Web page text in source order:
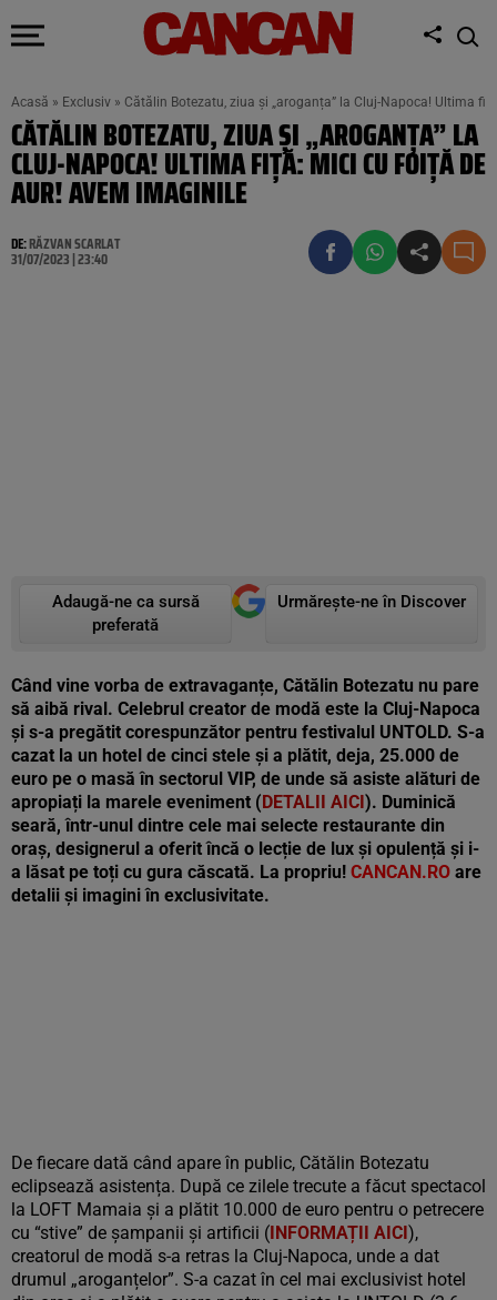
Acasă » Exclusiv » Cătălin Botezatu, ziua și „aroganța” la Cluj-Napoca! Ultima
CĂTĂLIN BOTEZATU, ZIUA ȘI „AROGANȚA” LA
CLUJ-NAPOCA! ULTIMA FIȚĂ: MICI CU FOIȚĂ DE
AUR! AVEM IMAGINILE
DE:RĂZVAN SCARLAT
31/07/2023 | 23:40
Adaugă-ne ca sursă
preferată
Urmărește-ne în Discover
Când vine vorba de extravaganțe, Cătălin Botezatu nu pare
să aibă rival. Celebrul creator de modă este la Cluj-Napoca
și s-a pregătit corespunzător pentru festivalul UNTOLD. S-a
cazat la un hotel de cinci stele și a plătit, deja, 25.000 de
euro pe o masă în sectorul VIP, de unde să asiste alături de
apropiați la marele eveniment (DETALII AICI). Duminică
seară, într-unul dintre cele mai selecte restaurante din
oraș, designerul a oferit încă o lecție de lux și opulență și i-
a lăsat pe toți cu gura căscată. La propriu! CANCAN.RO are
detalii și imagini în exclusivitate.
De fiecare dată când apare în public, Cătălin Botezatu
eclipsează asistența. După ce zilele trecute a făcut spectacol
la LOFT Mamaia și a plătit 10.000 de euro pentru o petrecere
cu “stive” de șampanii și artificii (INFORMAȚII AICI),
creatorul de modă s-a retras la Cluj-Napoca, unde a dat
drumul „aroganțelor”. S-a cazat în cel mai exclusivist hotel